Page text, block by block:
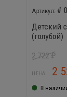
#
Детский
(голубой)
2 722₽
ЦЕНА: 2
В